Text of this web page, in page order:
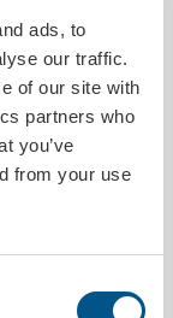
ads, to
our traffic.
of our site with
partners who
you’ve
from your use
nr: 650019)